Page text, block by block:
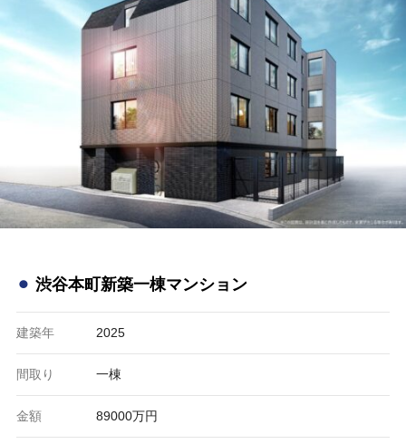
⚫︎ 渋谷本町新築一棟マンション
建築年 2025
間取り 一棟
金額 89000万円